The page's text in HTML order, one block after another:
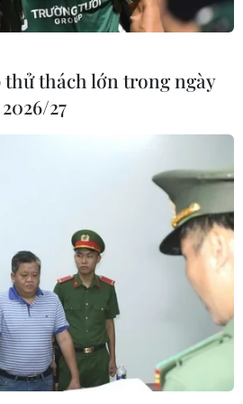
tranh phòng,
phạm pháp luật
2 vợ chồng tổ
Nội
vụ lập
thử thách lớn trong ngày
27